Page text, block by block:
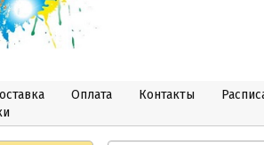
Оплата Контакты